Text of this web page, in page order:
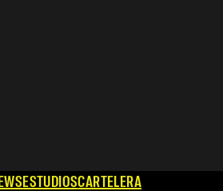
ESTUDIOSCARTELERA